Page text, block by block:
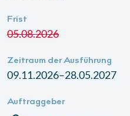
Frist
05.08.2026
Zeitraum der Ausführung
09.11.2026–28.05.2027
Auftraggeber